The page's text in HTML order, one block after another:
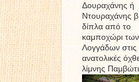
Δουραχάνης ή
Ντουραχάνης
δίπλα από το
καμποχώρι των
Λογγάδων στις
ανατολικές
λίμνης